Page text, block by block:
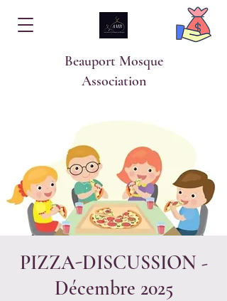
Beauport Mosque
Association
PIZZA-DISCUSSION -
Décembre 2025